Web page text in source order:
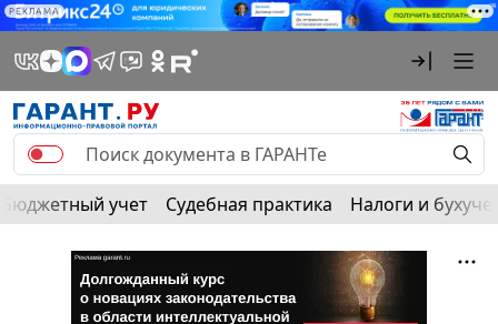
РЕКЛАМА
Бюджетный учет Судебная практика Налоги и